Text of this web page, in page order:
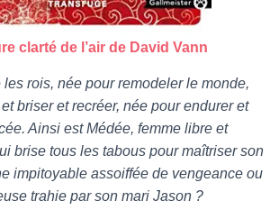
clarté de l’air de David Vann
rois, née pour remodeler le monde,
briser et recréer, née pour endurer et
Ainsi est Médée, femme libre et
brise tous les tabous pour maîtriser son
impitoyable assoiffée de vengeance ou
trahie par son mari Jason ?